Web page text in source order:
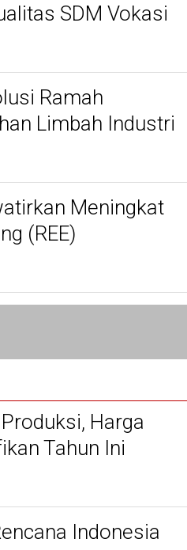
SDM Vokasi
Ramah
Limbah Industri
Meningkat
(REE)
Harga
Tahun Ini
Indonesia